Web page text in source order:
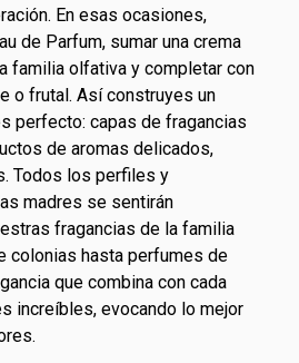
En esas ocasiones,
de Parfum, sumar una crema
familia olfativa y completar con
o frutal. Así construyes un
perfecto: capas de fragancias
de aromas delicados,
Todos los perfiles y
madres se sentirán
fragancias de la familia
colonias hasta perfumes de
que combina con cada
increíbles, evocando lo mejor